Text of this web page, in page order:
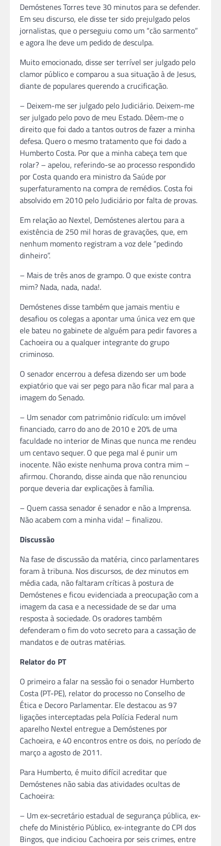
Demóstenes Torres teve 30 minutos para se defender.
Em seu discurso, ele disse ter sido prejulgado pelos
jornalistas, que o perseguiu como um “cão sarmento”
e agora lhe deve um pedido de desculpa.
Muito emocionado, disse ser terrível ser julgado pelo
clamor público e comparou a sua situação à de Jesus,
diante de populares querendo a crucificação.
– Deixem-me ser julgado pelo Judiciário. Deixem-me
ser julgado pelo povo de meu Estado. Dêem-me o
direito que foi dado a tantos outros de fazer a minha
defesa. Quero o mesmo tratamento que foi dado a
Humberto Costa. Por que a minha cabeça tem que
rolar? – apelou, referindo-se ao processo respondido
por Costa quando era ministro da Saúde por
superfaturamento na compra de remédios. Costa foi
absolvido em 2010 pelo Judiciário por falta de provas.
Em relação ao Nextel, Demóstenes alertou para a
existência de 250 mil horas de gravações, que, em
nenhum momento registram a voz dele “pedindo
dinheiro”.
– Mais de três anos de grampo. O que existe contra
mim? Nada, nada, nada!.
Demóstenes disse também que jamais mentiu e
desafiou os colegas a apontar uma única vez em que
ele bateu no gabinete de alguém para pedir favores a
Cachoeira ou a qualquer integrante do grupo
criminoso.
O senador encerrou a defesa dizendo ser um bode
expiatório que vai ser pego para não ficar mal para a
imagem do Senado.
– Um senador com patrimônio ridículo: um imóvel
financiado, carro do ano de 2010 e 20% de uma
faculdade no interior de Minas que nunca me rendeu
um centavo sequer. O que pega mal é punir um
inocente. Não existe nenhuma prova contra mim –
afirmou. Chorando, disse ainda que não renunciou
porque deveria dar explicações à família.
– Quem cassa senador é senador e não a Imprensa.
Não acabem com a minha vida! – finalizou.
Discussão
Na fase de discussão da matéria, cinco parlamentares
foram à tribuna. Nos discursos, de dez minutos em
média cada, não faltaram críticas à postura de
Demóstenes e ficou evidenciada a preocupação com a
imagem da casa e a necessidade de se dar uma
resposta à sociedade. Os oradores também
defenderam o fim do voto secreto para a cassação de
mandatos e de outras matérias.
Relator do PT
O primeiro a falar na sessão foi o senador Humberto
Costa (PT-PE), relator do processo no Conselho de
Ética e Decoro Parlamentar. Ele destacou as 97
ligações interceptadas pela Polícia Federal num
aparelho Nextel entregue a Demóstenes por
Cachoeira, e 40 encontros entre os dois, no período de
março a agosto de 2011.
Para Humberto, é muito difícil acreditar que
Demóstenes não sabia das atividades ocultas de
Cachoeira:
– Um ex-secretário estadual de segurança pública, ex-
chefe do Ministério Público, ex-integrante do CPI dos
Bingos, que indiciou Cachoeira por seis crimes, entre